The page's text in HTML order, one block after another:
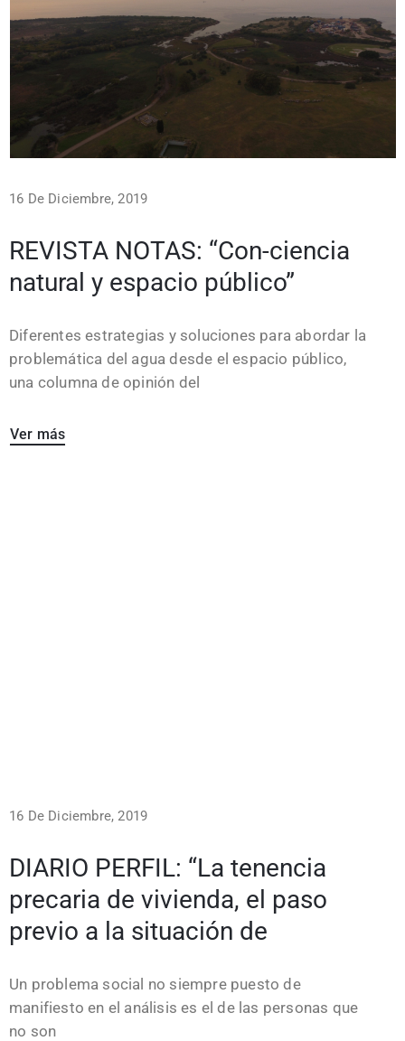
16 De Diciembre, 2019
REVISTA NOTAS: “Con-ciencia
natural y espacio público”
Diferentes estrategias y soluciones para abordar la
problemática del agua desde el espacio público,
una columna de opinión del
Ver más
16 De Diciembre, 2019
DIARIO PERFIL: “La tenencia
precaria de vivienda, el paso
previo a la situación de
Un problema social no siempre puesto de
manifiesto en el análisis es el de las personas que
no son